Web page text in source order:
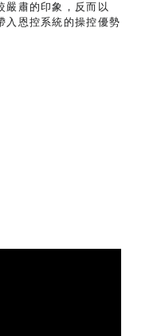
嚴肅的印象，反而以
入恩控系統的操控優勢